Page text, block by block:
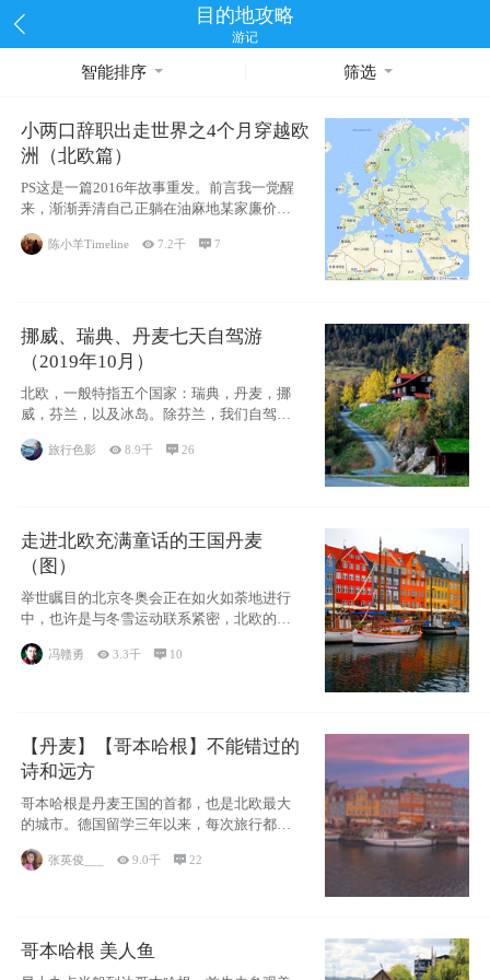
目的地攻略
游记
智能排序 筛选
小两口辞职出走世界之4个月穿越欧
洲（北欧篇）
PS这是一篇2016年故事重发。前言我一觉醒
来，渐渐弄清自己正躺在油麻地某家廉价宾
馆
陈小羊Timeline 7.2千 7
挪威、瑞典、丹麦七天自驾游
（2019年10月）
北欧，一般特指五个国家：瑞典，丹麦，挪
威，芬兰，以及冰岛。除芬兰，我们自驾游
旅行色影 8.9千 26
走进北欧充满童话的王国丹麦
（图）
举世瞩目的北京冬奥会正在如火如荼地进行
中，也许是与冬雪运动联系紧密，北欧的一
些国家因
冯赣勇 3.3千  10
【丹麦】【哥本哈根】不能错过的
诗和远方
哥本哈根是丹麦王国的首都，也是北欧最大
的城市。德国留学三年以来，每次旅行都是
张英俊___ 9.0千 22
哥本哈根 美人鱼